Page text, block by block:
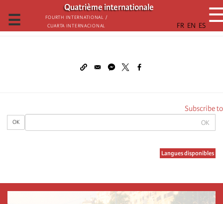
تجاوز
إلى
المحتوى
Quatrième internationale
Fourth International /
Cuarta Internacional
☰
OK
OK
Langues disponibles
Subscribe to